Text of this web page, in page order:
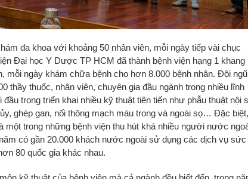
đa khoa với khoảng 50 nhân viên, mỗi ngày tiếp vài chục
Đại học Y Dược TP HCM đã thành bệnh viện hạng 1 khang
mỗi ngày khám chữa bệnh cho hơn 8.000 bệnh nhân. Đội ngũ
thầy thuốc, nhân viên, chuyên gia đầu ngành trong nhiều lĩnh
trong triển khai nhiều kỹ thuật tiên tiến như phẫu thuật nội
ghép gan, nối thông mạch máu trong và ngoài sọ… Đặc biệt,
một trong những bệnh viện thu hút khá nhiều người nước
có gần 20.000 khách nước ngoài sử dụng các dịch vụ sức
80 quốc gia khác nhau.